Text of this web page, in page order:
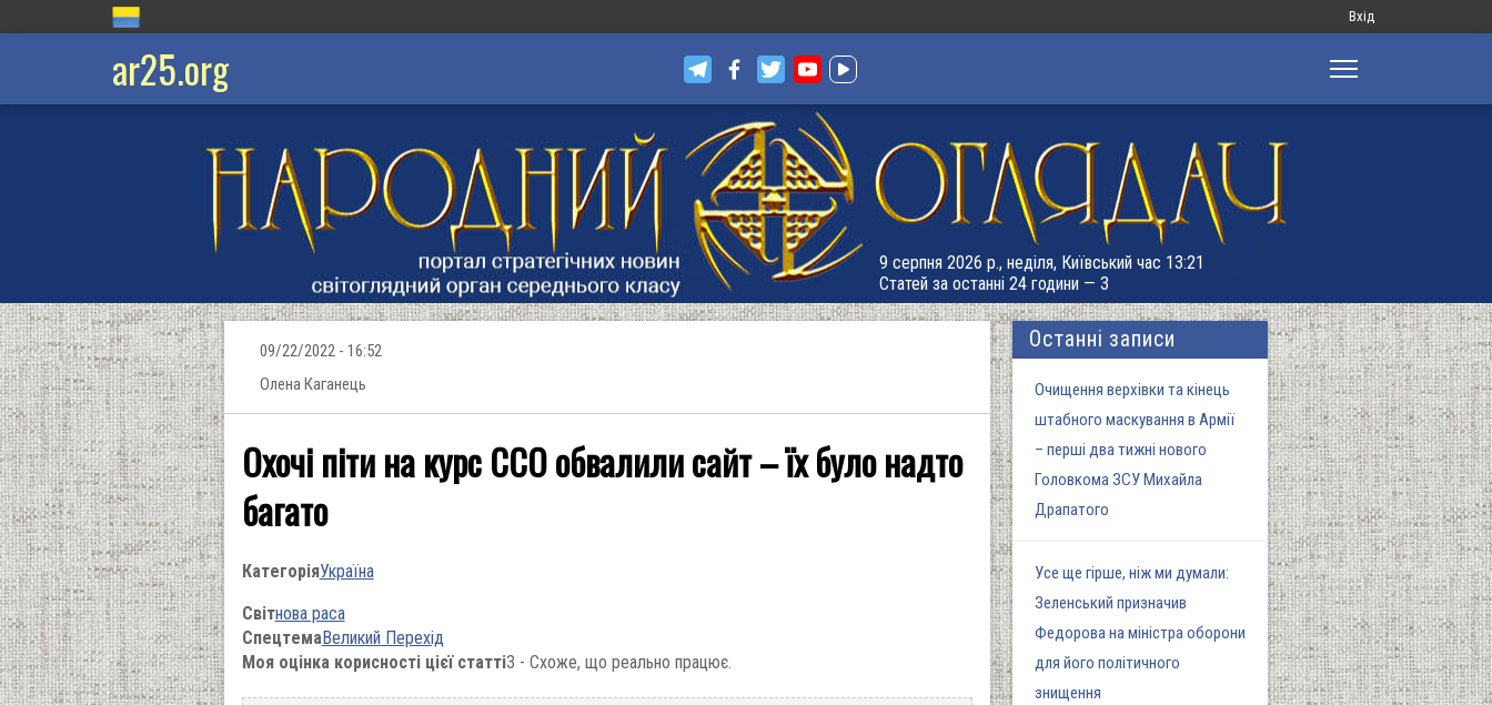
Меню
запису
Вхід
ar25.org
9 серпня 2026 р., неділя, Київський час 13:21
Статей за останні 24 години — 3
09/22/2022 - 16:52
Олена Каганець
Охочі піти на курс ССО обвалили сайт – їх було надто
багато
КатегоріяУкраїна
Світнова раса
СпецтемаВеликий Перехід
Моя оцінка корисності цієї статті3 - Схоже, що реально працює.
Останні записи
Очищення верхівки та кінець
штабного маскування в Армії
– перші два тижні нового
Головкома ЗСУ Михайла
Драпатого
Усе ще гірше, ніж ми думали:
Зеленський призначив
Федорова на міністра оборони
для його політичного
знищення